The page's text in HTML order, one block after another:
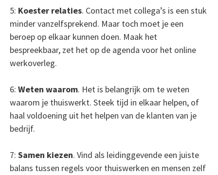
5: Koester relaties. Contact met collega’s is een stuk
minder vanzelfsprekend. Maar toch moet je een
beroep op elkaar kunnen doen. Maak het
bespreekbaar, zet het op de agenda voor het online
werkoverleg.
6: Weten waarom. Het is belangrijk om te weten
waarom je thuiswerkt. Steek tijd in elkaar helpen, of
haal voldoening uit het helpen van de klanten van je
bedrijf.
7: Samen kiezen. Vind als leidinggevende een juiste
balans tussen regels voor thuiswerken en mensen zelf